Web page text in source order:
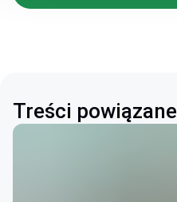
Treści powiązane